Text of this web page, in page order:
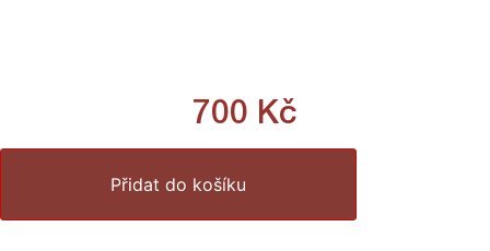
700 Kč
Přidat do košíku